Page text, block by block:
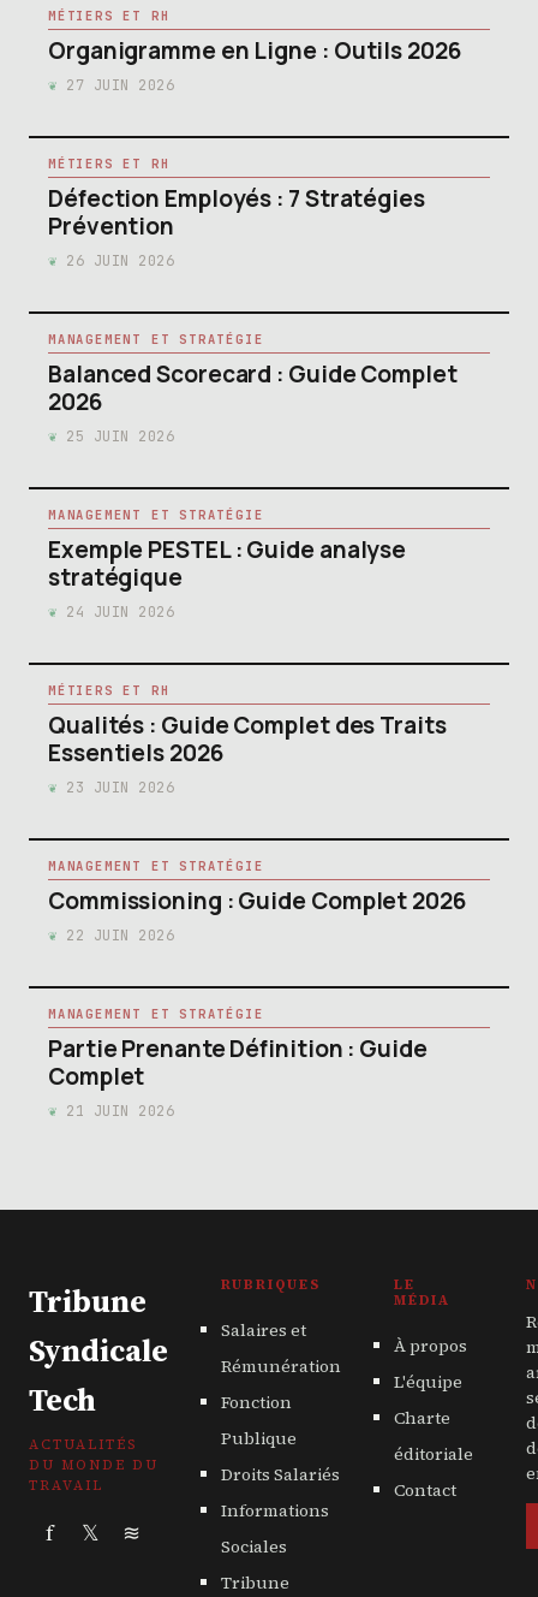
MÉTIERS ET RH
Organigramme en Ligne : Outils 2026
27 JUIN 2026
MÉTIERS ET RH
Défection Employés : 7 Stratégies
Prévention
26 JUIN 2026
MANAGEMENT ET STRATÉGIE
Balanced Scorecard : Guide Complet
2026
25 JUIN 2026
MANAGEMENT ET STRATÉGIE
Exemple PESTEL : Guide analyse
stratégique
24 JUIN 2026
MÉTIERS ET RH
Qualités : Guide Complet des Traits
Essentiels 2026
23 JUIN 2026
MANAGEMENT ET STRATÉGIE
Commissioning : Guide Complet 2026
22 JUIN 2026
MANAGEMENT ET STRATÉGIE
Partie Prenante Définition : Guide
Complet
21 JUIN 2026
Tribune
Syndicale
Tech
ACTUALITÉS
DU MONDE DU
TRAVAIL
f 𝕏 ≋
RUBRIQUES
Salaires et
Rémunération
Fonction
Publique
Droits Salariés
Informations
Sociales
Tribune
LE
MÉDIA
À propos
L'équipe
Charte
éditoriale
Contact